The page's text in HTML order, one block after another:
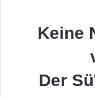
Keine
Der